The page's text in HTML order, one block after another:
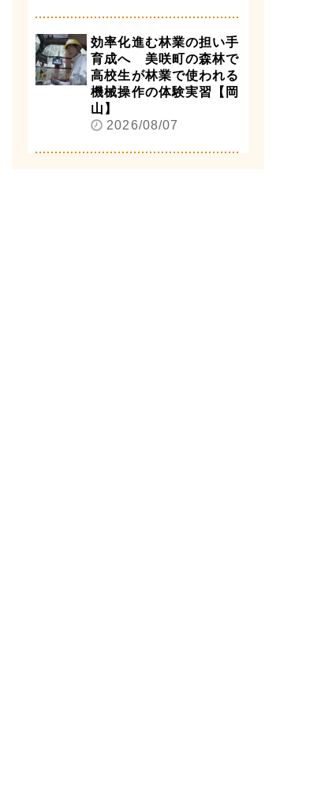
効率化進む林業の担い手
育成へ 美咲町の森林で
高校生が林業で使われる
機械操作の体験実習【岡
山】
2026/08/07